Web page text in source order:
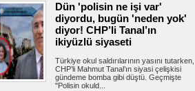
Fenerbahçe ArsaVev geri döndü!
Tur için avantajı kaptı
Fenerbahçe ArsaVev, UEFA Kadınlar
Şampiyonlar Ligi 2. Ön Eleme Turu yarı...
Dün 'polisin ne işi var'
diyordu, bugün 'neden yok'
diyor! CHP’li Tanal’ın
ikiyüzlü siyaseti
Türkiye okul saldırılarının yasını tutarken,
CHP’li Mahmut Tanal’ın siyasi çelişkisi
gündeme bomba gibi düştü. Geçmişte
"Polisin okuld...